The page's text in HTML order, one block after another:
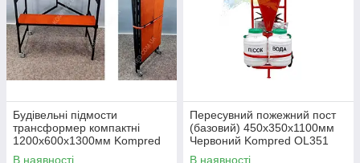
Будівельні підмости
трансформер компактні
1200х600х1300мм Kompred
OL440
В наявності
Пересувний пожежний пост
(базовий) 450х350х1100мм
Червоний Kompred OL351
В наявності